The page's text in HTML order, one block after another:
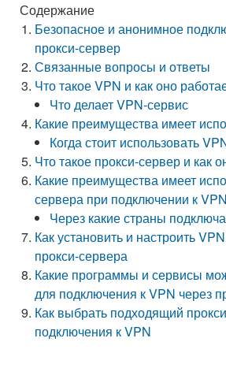
Содержание
Безопасное и анонимное
прокси-сервер
Связанные вопросы и ответы
Что такое VPN и как оно
Что делает VPN-сервис
Какие преимущества имеет
Когда стоит использовать
Что такое прокси-сервер и как
Какие преимущества имеет
сервера при подключении к VPN
Через какие страны
Как установить и настроить
прокси-сервера
Какие программы и сервисы
для подключения к VPN через
Как выбрать подходящий
подключения к VPN